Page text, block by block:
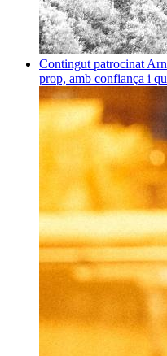
Contingut patrocinat
prop, amb confiança i